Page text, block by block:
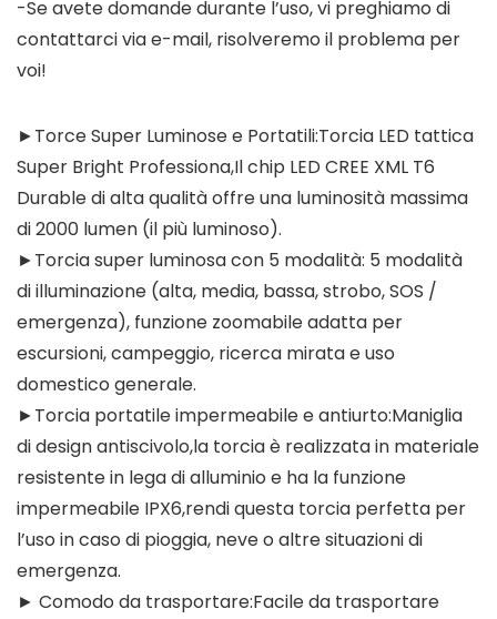
-Se avete domande durante l’uso, vi preghiamo di
contattarci via e-mail, risolveremo il problema per
voi!
►Torce Super Luminose e Portatili:Torcia LED tattica
Super Bright Professiona,Il chip LED CREE XML T6
Durable di alta qualità offre una luminosità massima
di 2000 lumen (il più luminoso).
►Torcia super luminosa con 5 modalità: 5 modalità
di illuminazione (alta, media, bassa, strobo, SOS /
emergenza), funzione zoomabile adatta per
escursioni, campeggio, ricerca mirata e uso
domestico generale.
►Torcia portatile impermeabile e antiurto:Maniglia
di design antiscivolo,la torcia è realizzata in materiale
resistente in lega di alluminio e ha la funzione
impermeabile IPX6,rendi questa torcia perfetta per
l’uso in caso di pioggia, neve o altre situazioni di
emergenza.
► Comodo da trasportare:Facile da trasportare